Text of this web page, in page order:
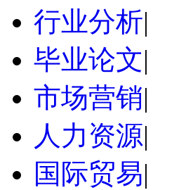
行业分析|
毕业论文|
市场营销|
人力资源|
国际贸易|